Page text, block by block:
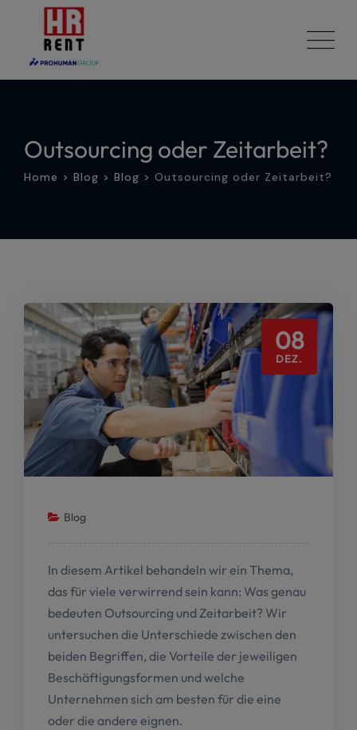
Outsourcing oder Zeitarbeit?
Home > Blog > Blog > Outsourcing oder Zeitarbeit?
08
DEZ.
Blog
In diesem Artikel behandeln wir ein Thema,
das für viele verwirrend sein kann: Was genau
bedeuten Outsourcing und Zeitarbeit? Wir
untersuchen die Unterschiede zwischen den
beiden Begriffen, die Vorteile der jeweiligen
Beschäftigungsformen und welche
Unternehmen sich am besten für die eine
oder die andere eignen.